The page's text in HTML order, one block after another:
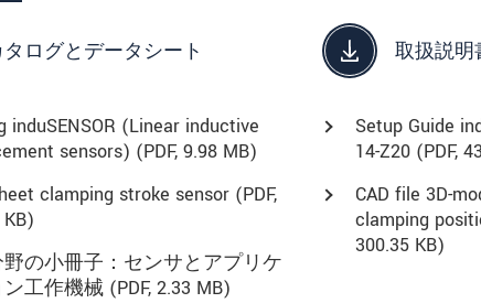
タログとデータシート
induSENSOR (Linear inductive
sensors) (PDF, 9.98 MB)
clamping stroke sensor (PDF,
の小冊子：センサとアプリケ
工作機械 (PDF, 2.33 MB)
取扱説明
Setup Guide
14-Z20 (PDF,
CAD file 3D-
clamping
300.35 KB)